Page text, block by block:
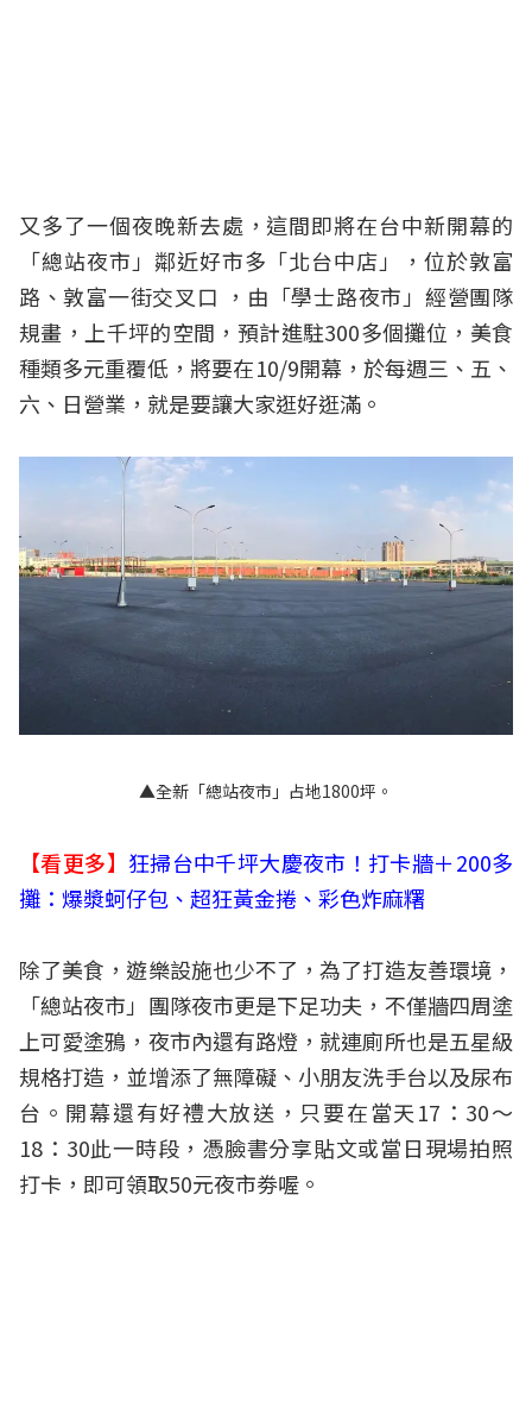
又多了一個夜晚新去處，這間即將在台中新開幕的
「總站夜市」鄰近好市多「北台中店」，位於敦富
路、敦富一街交叉口 ，由「學士路夜市」經營團隊
規畫，上千坪的空間，預計進駐300多個攤位，美食
種類多元重覆低，將要在10/9開幕，於每週三、五、
六、日營業，就是要讓大家逛好逛滿。
▲全新「總站夜市」占地1800坪。
【看更多】 狂掃台中千坪大慶夜市！打卡牆＋200多
攤：爆漿蚵仔包、超狂黃金捲、彩色炸麻糬
除了美食，遊樂設施也少不了，為了打造友善環境，
「總站夜市」團隊夜市更是下足功夫，不僅牆四周塗
上可愛塗鴉，夜市內還有路燈，就連廁所也是五星級
規格打造，並增添了無障礙、小朋友洗手台以及尿布
台。開幕還有好禮大放送，只要在當天17：30～
18：30此一時段，憑臉書分享貼文或當日現場拍照
打卡，即可領取50元夜市劵喔。